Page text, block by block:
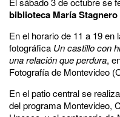
biblioteca María
En el horario de 11 a 19
fotográfica Un castillo con
una relación que perdura,
Fotografía de Montevideo
En el patio central se
del programa Montevideo,